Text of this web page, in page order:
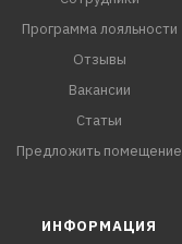
Программа лояльности
Отзывы
Вакансии
Статьи
Предложить помещение
ИНФОРМАЦИЯ